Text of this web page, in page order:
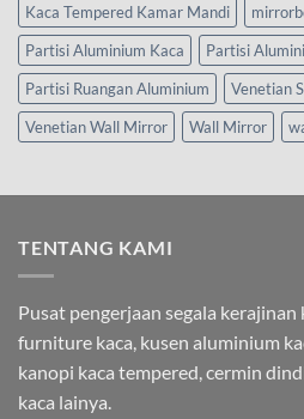
Kaca Tempered Kamar Mandi
Partisi Aluminium Kaca
Partisi
Partisi Ruangan Aluminium
Venetian
Venetian Wall Mirror
Wall Mirror
TENTANG KAMI
Pusat pengerjaan segala
furniture kaca, kusen aluminium
kanopi kaca tempered, cermin
kaca lainya.